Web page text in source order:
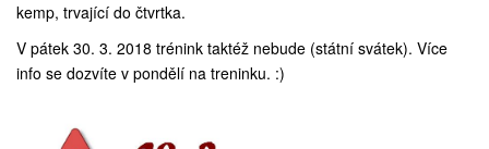
kemp, trvající do čtvrtka.
V pátek 30. 3. 2018 trénink taktéž nebude (státní svátek). Více
info se dozvíte v pondělí na treninku. :)